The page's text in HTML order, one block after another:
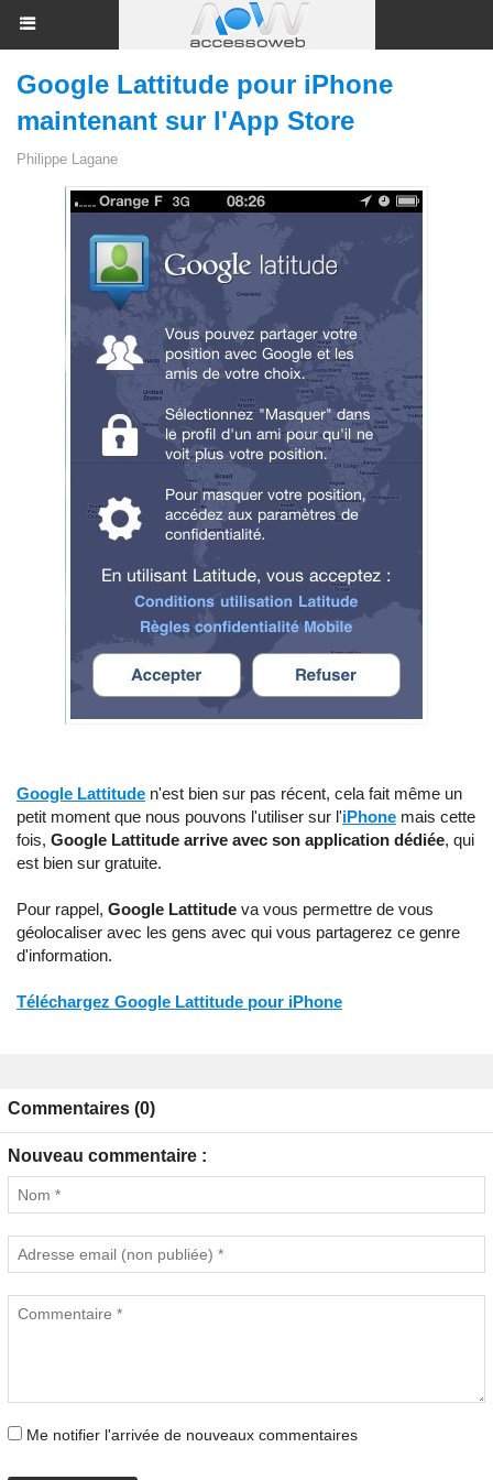
Google Lattitude pour iPhone
maintenant sur l'App Store
Philippe Lagane
Google Lattitude n'est bien sur pas récent, cela fait même un
petit moment que nous pouvons l'utiliser sur l'iPhone mais cette
fois, Google Lattitude arrive avec son application dédiée, qui
est bien sur gratuite.
Pour rappel, Google Lattitude va vous permettre de vous
géolocaliser avec les gens avec qui vous partagerez ce genre
d'information.
Téléchargez Google Lattitude pour iPhone
Commentaires (0)
Nouveau commentaire :
Me notifier l'arrivée de nouveaux commentaires